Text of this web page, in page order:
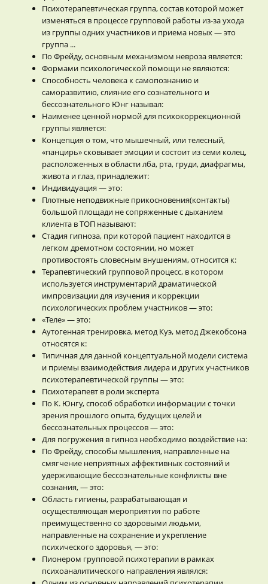
Психотерапевтическая группа, состав которой может
изменяться в процессе групповой работы из-за ухода
из группы одних участников и приема новых — это
группа ...
По Фрейду, основным механизмом невроза является:
Формами психологической помощи не являются:
Способность человека к самопознанию и
саморазвитию, слияние его сознательного и
бессознательного Юнг называл:
Наименее ценной нормой для психокоррекционной
группы является:
Концепция о том, что мышечный, или телесный,
«панцирь» сковывает эмоции и состоит из семи колец,
расположенных в области лба, рта, груди, диафрагмы,
живота и глаз, принадлежит:
Индивидуация — это:
Плотные неподвижные прикосновения(контакты)
большой площади не сопряженные с дыханием
клиента в ТОП называют:
Стадия гипноза, при которой пациент находится в
легком дремотном состоянии, но может
противостоять словесным внушениям, относится к:
Терапевтический групповой процесс, в котором
используется инструментарий драматической
импровизации для изучения и коррекции
психологических проблем участников — это:
«Теле» — это:
Аутогенная тренировка, метод Куэ, метод Джекобсона
относятся к:
Типичная для данной концептуальной модели система
и приемы взаимодействия лидера и других участников
психотерапевтической группы — это:
Психотерапевт в роли эксперта
По К. Юнгу, способ обработки информации с точки
зрения прошлого опыта, будущих целей и
бессознательных процессов — это:
Для погружения в гипноз необходимо воздействие на:
По Фрейду, способы мышления, направленные на
смягчение неприятных аффективных состояний и
удерживающие бессознательные конфликты вне
сознания, — это:
Область гигиены, разрабатывающая и
осуществляющая мероприятия по работе
преимущественно со здоровыми людьми,
направленные на сохранение и укрепление
психического здоровья, — это:
Пионером групповой психотерапии в рамках
психоаналитического направления являлся: